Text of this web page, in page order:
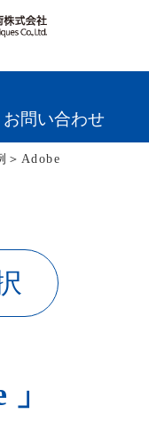
お問い合わせ
＞ Adobe